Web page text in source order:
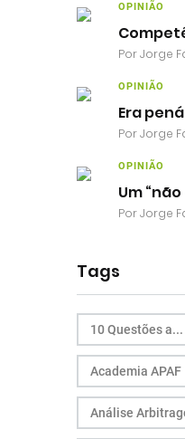
OPINIÃO
PorJorge
OPINIÃO
Era
PorJorge
OPINIÃO
Um
PorJorge
Tags
10 Questões a...
Academia APAF
Análise